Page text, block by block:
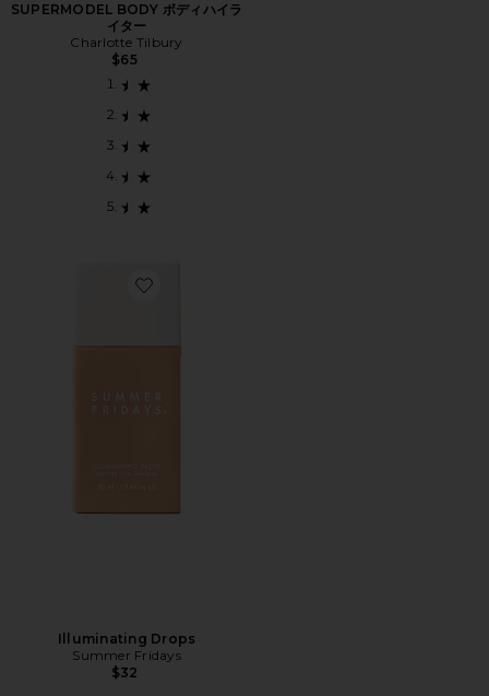
SUPERMODEL BODY ボディハイラ
イター
Charlotte Tilbury
$65
Favorite Illuminating Drops
Illuminating Drops
Summer Fridays
$32